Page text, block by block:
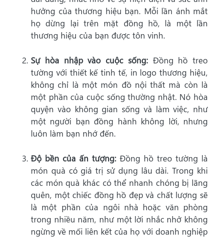
hưởng của thương hiệu bạn. Mỗi lần ánh mắt
họ dừng lại trên mặt đồng hồ, là một lần
thương hiệu của bạn được tôn vinh.
Sự hòa nhập vào cuộc sống:Đồng hồ treo
tường với thiết kế tinh tế, in logo thương hiệu,
không chỉ là một món đồ nội thất mà còn là
một phần của cuộc sống thường nhật. Nó hòa
quyện vào không gian sống và làm việc, như
một người bạn đồng hành không lời, nhưng
luôn làm bạn nhớ đến.
Độ bền của ấn tượng: Đồng hồ treo tường là
món quà có giá trị sử dụng lâu dài. Trong khi
các món quà khác có thể nhanh chóng bị lãng
quên, một chiếc đồng hồ đẹp và chất lượng sẽ
là một phần của ngôi nhà hoặc văn phòng
trong nhiều năm, như một lời nhắc nhở không
ngừng về mối liên kết của họ với doanh nghiệp